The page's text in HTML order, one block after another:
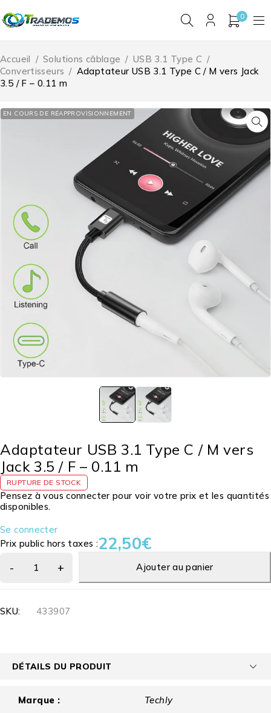
0
Accueil / Solutions câblage / USB 3.1 Type C /
Convertisseurs / Adaptateur USB 3.1 Type C / M vers Jack
3.5 / F – 0.11 m
EN COURS DE RÉAPPROVISIONNEMENT
Adaptateur USB 3.1 Type C / M vers
Jack 3.5 / F – 0.11 m
RUPTURE DE STOCK
Pensez à vous connecter pour voir votre prix et les quantités
disponibles.
Se connecter
Prix public hors taxes :22,50€
Ajouter au panier
SKU: 433907
DÉTAILS DU PRODUIT
Marque : Techly